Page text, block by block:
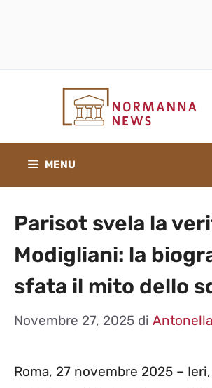
MENU
Parisot svela la
Modigliani: la
sfata il mito dello
Novembre 27, 2025 di
Roma, 27 novembre 2025 –